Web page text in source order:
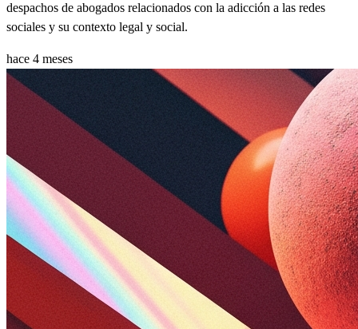
despachos de abogados relacionados con la adicción a las redes
sociales y su contexto legal y social.
hace 4 meses